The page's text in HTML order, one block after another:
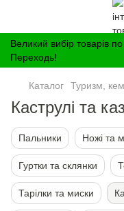
Великий вибір товарів
Переходь!
Каталог Туризм,
Каструлі та
Пальники Ножі та
Гуртки та склянки
Тарілки та миски